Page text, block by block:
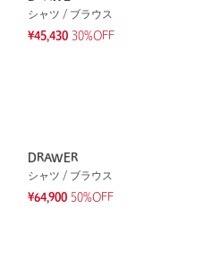
シャツ / ブラウス
¥45,430 30%OFF
DRAWER
シャツ / ブラウス
¥64,900 50%OFF